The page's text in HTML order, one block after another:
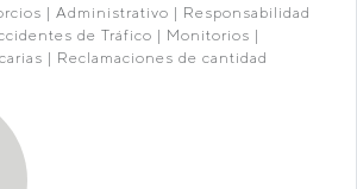
| Administrativo | Responsabilidad
de Tráfico | Monitorios |
| Reclamaciones de cantidad